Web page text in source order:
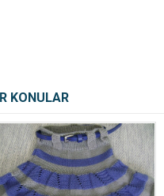
KONULAR